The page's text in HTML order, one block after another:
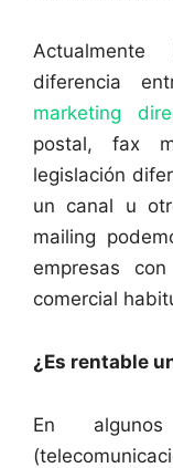
diferencia
marketing
postal, fax
legislación
un canal u
mailing
empresas
comercial
¿Es rentable
En